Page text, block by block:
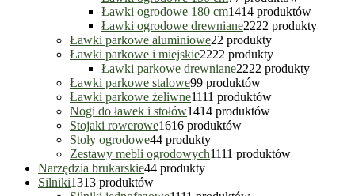
Ławki ogrodowe 180 cm1414 produktów
Ławki ogrodowe drewniane2222 produkty
Ławki parkowe aluminiowe22 produkty
Ławki parkowe i miejskie2222 produkty
Ławki parkowe drewniane2222 produkty
Ławki parkowe stalowe99 produktów
Ławki parkowe żeliwne1111 produktów
Nogi do ławek i stołów1414 produktów
Stojaki rowerowe1616 produktów
Stoły ogrodowe44 produkty
Zestawy mebli ogrodowych1111 produktów
Narzędzia brukarskie44 produkty
Silniki1313 produktów